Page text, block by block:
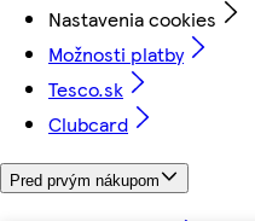
Nastavenia cookies
Možnosti platby
Tesco.sk
Clubcard
Pred prvým nákupom